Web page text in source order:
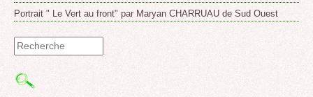
Portrait " Le Vert au front" par Maryan CHARRUAU de Sud Ouest
Formulaire
de